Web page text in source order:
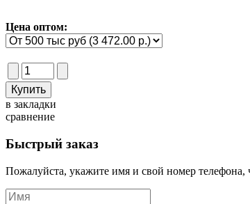
Цена оптом:
в закладки
сравнение
Быстрый заказ
Пожалуйста, укажите имя и свой номер телефона,